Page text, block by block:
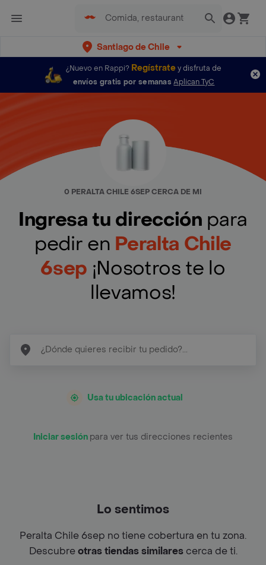
Santiago de Chile
¿Nuevo en Rappi? Regístratey disfruta de
envíos gratis por semanas Aplican TyC
0 PERALTA CHILE 6SEP CERCA DE MI
Ingresa tu dirección para
pedir en Peralta Chile
6sep ¡Nosotros te lo
llevamos!
Usa tu ubicación actual
Iniciar sesión para ver tus direcciones recientes
Lo sentimos
Peralta Chile 6sep no tiene cobertura en tu zona.
Descubreotras tiendas similarescerca de ti.